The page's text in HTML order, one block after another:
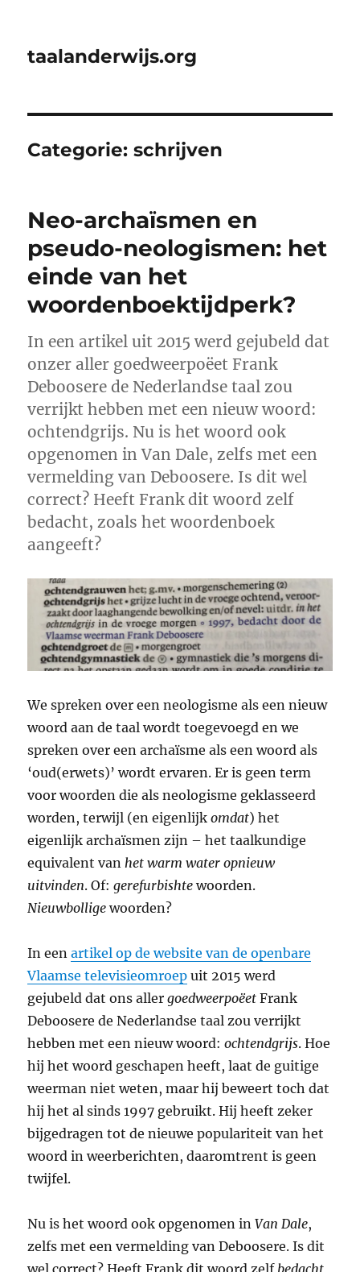
taalanderwijs.org
Categorie:schrijven
Neo-archaïsmen en
pseudo-neologismen: het
einde van het
woordenboektijdperk?
In een artikel uit 2015 werd gejubeld dat
onzer aller goedweerpoëet Frank
Deboosere de Nederlandse taal zou
verrijkt hebben met een nieuw woord:
ochtendgrijs. Nu is het woord ook
opgenomen in Van Dale, zelfs met een
vermelding van Deboosere. Is dit wel
correct? Heeft Frank dit woord zelf
bedacht, zoals het woordenboek
aangeeft?
We spreken over een neologisme als een nieuw
woord aan de taal wordt toegevoegd en we
spreken over een archaïsme als een woord als
‘oud(erwets)’ wordt ervaren. Er is geen term
voor woorden die als neologisme geklasseerd
worden, terwijl (en eigenlijkomdat) het
eigenlijk archaïsmen zijn – het taalkundige
equivalent vanhet warm water opnieuw
uitvinden. Of:gerefurbishte woorden.
Nieuwbollige woorden?
In eenartikel op de website van de openbare
Vlaamse televisieomroep uit 2015 werd
gejubeld dat ons allergoedweerpoëet Frank
Deboosere de Nederlandse taal zou verrijkt
hebben met een nieuw woord:ochtendgrijs. Hoe
hij het woord geschapen heeft, laat de guitige
weerman niet weten, maar hij beweert toch dat
hij het al sinds 1997 gebruikt. Hij heeft zeker
bijgedragen tot de nieuwe populariteit van het
woord in weerberichten, daaromtrent is geen
twijfel.
Nu is het woord ook opgenomen inVan Dale,
zelfs met een vermelding van Deboosere. Is dit